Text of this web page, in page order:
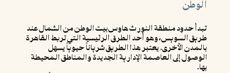
الوطن
تبدأ حدود منطقة النورث هاوس بيت الوطن من الشمال عند
طريق السويس، وهو أحد الطرق الرئيسية التي تربط القاهرة
بالمدن الأخرى. يعتبر هذا الطريق شرياناً حيوياً يسهل
الوصول إلى العاصمة الإدارية الجديدة والمناطق المحيطة
بها.